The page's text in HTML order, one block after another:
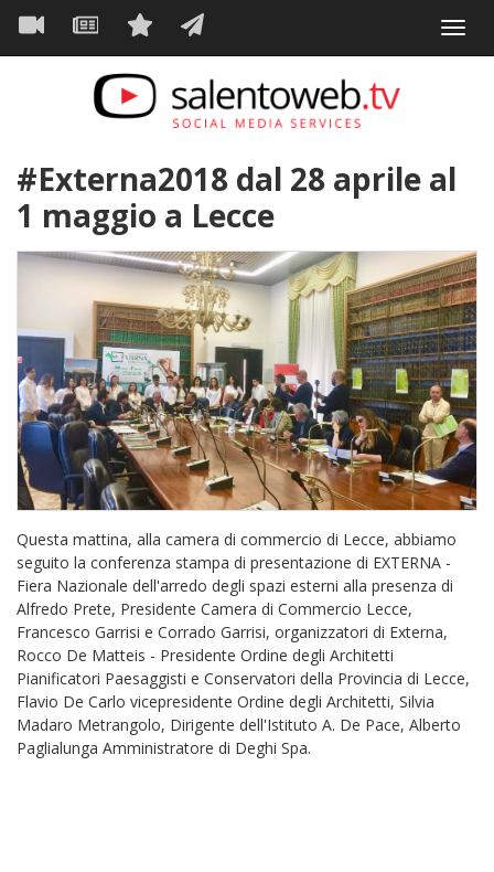
Salta
contenuto
Navigazione
principale
#Externa2018 dal 28 aprile al
1 maggio a Lecce
Questa mattina, alla camera di commercio di Lecce, abbiamo
seguito la conferenza stampa di presentazione di EXTERNA -
Fiera Nazionale dell'arredo degli spazi esterni alla presenza di
Alfredo Prete, Presidente Camera di Commercio Lecce,
Francesco Garrisi e Corrado Garrisi, organizzatori di Externa,
Rocco De Matteis - Presidente Ordine degli Architetti
Pianificatori Paesaggisti e Conservatori della Provincia di Lecce,
Flavio De Carlo vicepresidente Ordine degli Architetti, Silvia
Madaro Metrangolo, Dirigente dell'Istituto A. De Pace, Alberto
Paglialunga Amministratore di Deghi Spa.